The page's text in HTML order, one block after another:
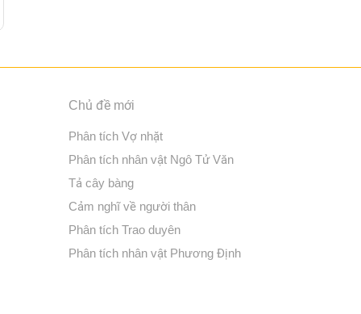
Chủ đề mới
Phân tích Vợ nhặt
Phân tích nhân vật Ngô Tử Văn
Tả cây bàng
Cảm nghĩ về người thân
Phân tích Trao duyên
Phân tích nhân vật Phương Định